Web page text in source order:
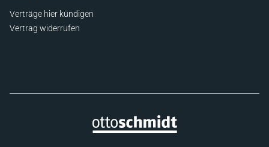
Verträge hier kündigen
Vertrag widerrufen